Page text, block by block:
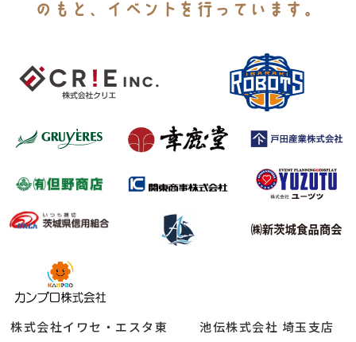
のもと、イベントを行っています。
株式会社イワセ・エスタ東
池伝株式会社 埼玉支店